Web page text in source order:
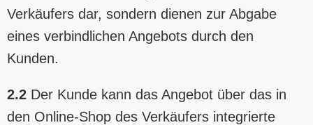
Verkäufers dar, sondern dienen zur Abgabe
eines verbindlichen Angebots durch den
Kunden.
2.2 Der Kunde kann das Angebot über das in
den Online-Shop des Verkäufers integrierte